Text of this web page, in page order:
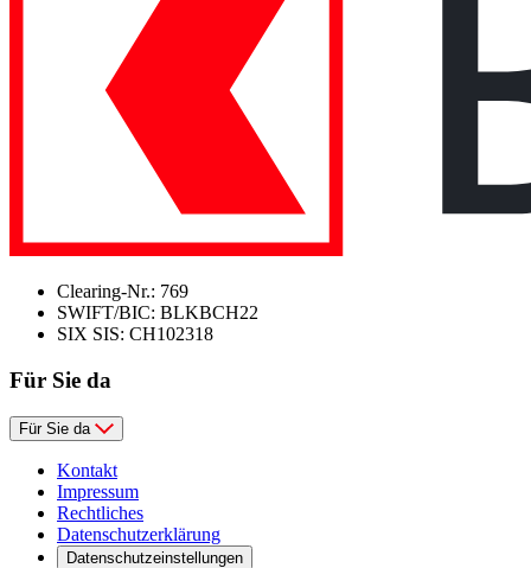
Clearing-Nr.: 769
SWIFT/BIC: BLKBCH22
SIX SIS: CH102318
Für Sie da
Für Sie da
Kontakt
Impressum
Rechtliches
Datenschutzerklärung
Datenschutzeinstellungen